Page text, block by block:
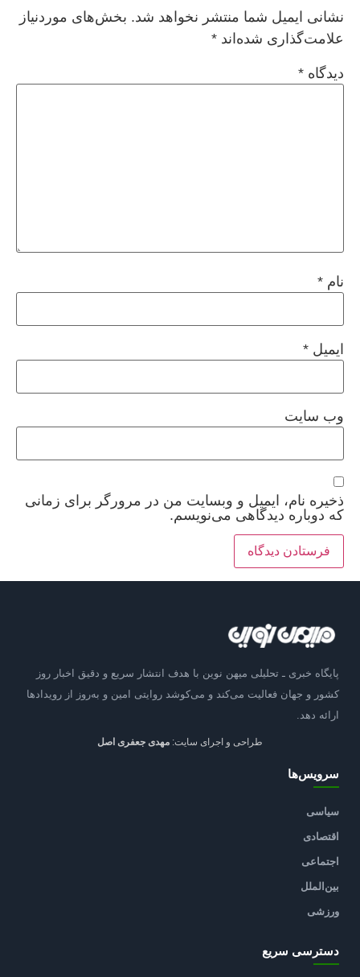
نشانی ایمیل شما منتشر نخواهد شد. بخش‌های موردنیاز
علامت‌گذاری شده‌اند *
دیدگاه *
نام *
ایمیل *
وب‌ سایت
ذخیره نام، ایمیل و وبسایت من در مرورگر برای زمانی
که دوباره دیدگاهی می‌نویسم.
پایگاه خبری ـ تحلیلی میهن نوین با هدف انتشار سریع و دقیق اخبار روز
کشور و جهان فعالیت می‌کند و می‌کوشد روایتی امین و به‌روز از رویدادها
ارائه دهد.
طراحی و اجرای سایت: مهدی جعفری اصل
سرویس‌ها
سیاسی
اقتصادی
اجتماعی
بین‌الملل
ورزشی
دسترسی سریع